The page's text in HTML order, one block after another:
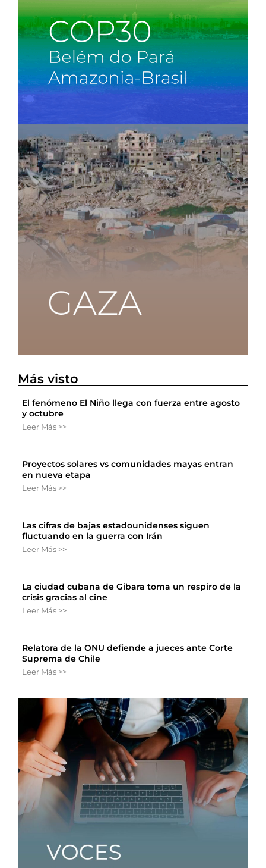
Más visto
El fenómeno El Niño llega con fuerza entre agosto
y octubre
Leer Más >>
Proyectos solares vs comunidades mayas entran
en nueva etapa
Leer Más >>
Las cifras de bajas estadounidenses siguen
fluctuando en la guerra con Irán
Leer Más >>
La ciudad cubana de Gibara toma un respiro de la
crisis gracias al cine
Leer Más >>
Relatora de la ONU defiende a jueces ante Corte
Suprema de Chile
Leer Más >>